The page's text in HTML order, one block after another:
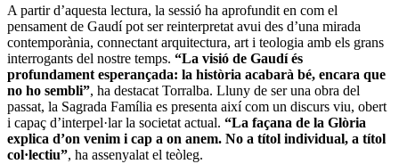
A partir d’aquesta lectura, la sessió ha aprofundit en com el
pensament de Gaudí pot ser reinterpretat avui des d’una mirada
contemporània, connectant arquitectura, art i teologia amb els grans
interrogants del nostre temps. “La visió de Gaudí és
profundament esperançada: la història acabarà bé, encara que
no ho sembli”, ha destacat Torralba. Lluny de ser una obra del
passat, la Sagrada Família es presenta així com un discurs viu, obert
i capaç d’interpel·lar la societat actual. “La façana de la Glòria
explica d’on venim i cap a on anem. No a títol individual, a títol
col·lectiu”, ha assenyalat el teòleg.